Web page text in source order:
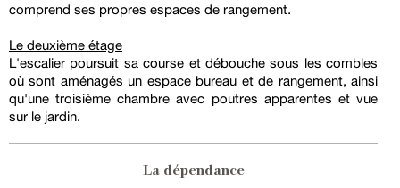
comprend ses propres espaces de rangement.
Le deuxième étage
L'escalier poursuit sa course et débouche sous les combles
où sont aménagés un espace bureau et de rangement, ainsi
qu'une troisième chambre avec poutres apparentes et vue
sur le jardin.
La dépendance